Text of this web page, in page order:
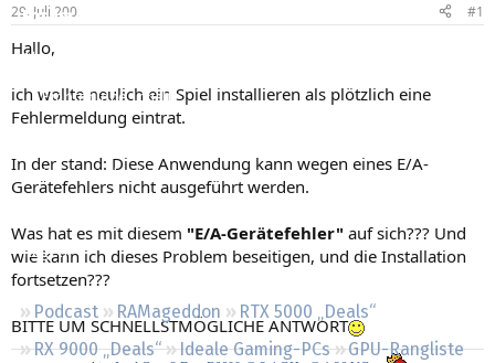
Forum
Aktuelles
Empfohlene Inhalte
Neueste Aktivitäten
Regeln
Podcast RAMageddon
RTX 5000 „Deals“
RX 9000 „Deals“
Ideale Gaming-PCs
GPU-Rangliste
e
r
t
29. Juli 2007 #1
Hallo,
ich wollte neulich ein Spiel installieren als plötzlich eine
Fehlermeldung eintrat.
In der stand: Diese Anwendung kann wegen eines E/A-
Gerätefehlers nicht ausgeführt werden.
Was hat es mit diesem "E/A-Gerätefehler" auf sich??? Und
wie kann ich dieses Problem beseitigen, und die Installation
fortsetzen???
BITTE UM SCHNELLSTMÖGLICHE ANTWORT